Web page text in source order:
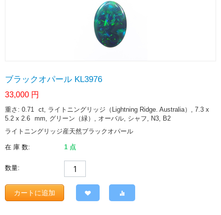
ブラックオパール KL3976
33,000 円
重さ: 0.71 ct, ライトニングリッジ（Lightning Ridge. Australia）, 7.3 x
5.2 x 2.6 mm, グリーン（緑）, オーバル, シャフ, N3, B2
ライトニングリッジ産天然ブラックオパール
在 庫 数: 1 点
数量:
カートに追加